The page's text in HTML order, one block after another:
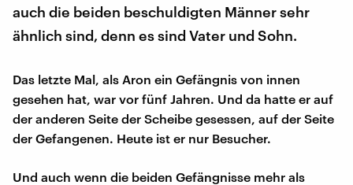
auch die beiden beschuldigten Männer sehr
ähnlich sind, denn es sind Vater und Sohn.
Das letzte Mal, als Aron ein Gefängnis von innen
gesehen hat, war vor fünf Jahren. Und da hatte er auf
der anderen Seite der Scheibe gesessen, auf der Seite
der Gefangenen. Heute ist er nur Besucher.
Und auch wenn die beiden Gefängnisse mehr als